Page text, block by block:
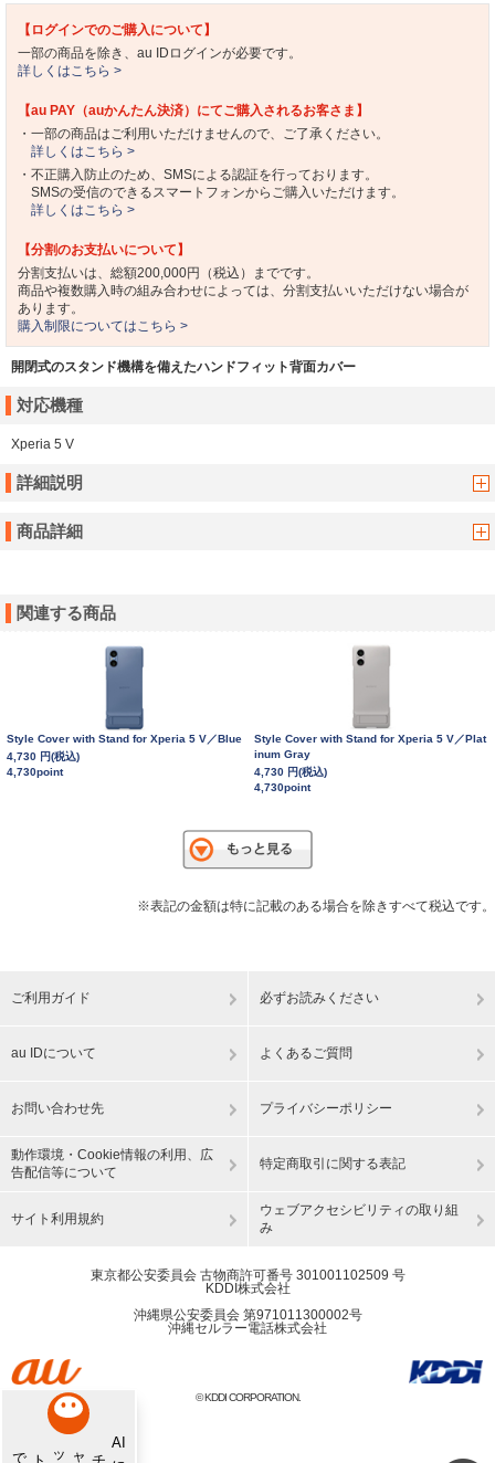
【ログインでのご購入について】
一部の商品を除き、au IDログインが必要です。
詳しくはこちら >
【au PAY（auかんたん決済）にてご購入されるお客さま】
・一部の商品はご利用いただけませんので、ご了承ください。
詳しくはこちら >
・不正購入防止のため、SMSによる認証を行っております。
SMSの受信のできるスマートフォンからご購入いただけます。
詳しくはこちら >
【分割のお支払いについて】
分割支払いは、総額200,000円（税込）までです。
商品や複数購入時の組み合わせによっては、分割支払いいただけない場合が
あります。
購入制限についてはこちら >
開閉式のスタンド機構を備えたハンドフィット背面カバー
対応機種
Xperia 5 V
詳細説明
商品詳細
関連する商品
Style Cover with Stand for Xperia 5 V／Blue
4,730 円(税込)
4,730point
Style Cover with Stand for Xperia 5 V／Plat
inum Gray
4,730 円(税込)
4,730point
※表記の金額は特に記載のある場合を除きすべて税込です。
ご利用ガイド 必ずお読みください
au IDについて よくあるご質問
お問い合わせ先 プライバシーポリシー
動作環境・Cookie情報の利用、広
告配信等について
特定商取引に関する表記
サイト利用規約
ウェブアクセシビリティの取り組
み
東京都公安委員会 古物商許可番号 301001102509 号
KDDI株式会社
沖縄県公安委員会 第971011300002号
沖縄セルラー電話株式会社
© KDDI CORPORATION.